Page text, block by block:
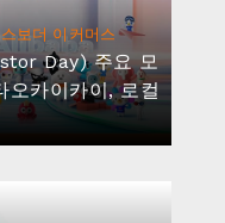
보더 이커머스
Day) 주요 모
오카이카이, 로컬